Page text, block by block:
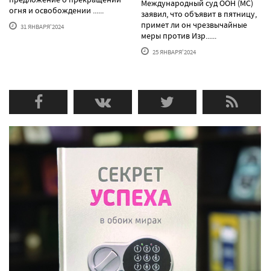
огня и освобождении ......
31 ЯНВАРЯ'2024
Международный суд ООН (МС)
заявил, что объявит в пятницу,
примет ли он чрезвычайные
меры против Изр......
25 ЯНВАРЯ'2024